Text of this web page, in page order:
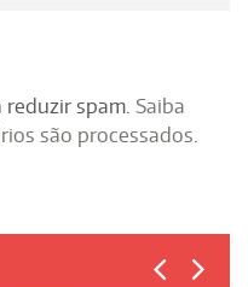
reduzir spam. Saiba
são processados.